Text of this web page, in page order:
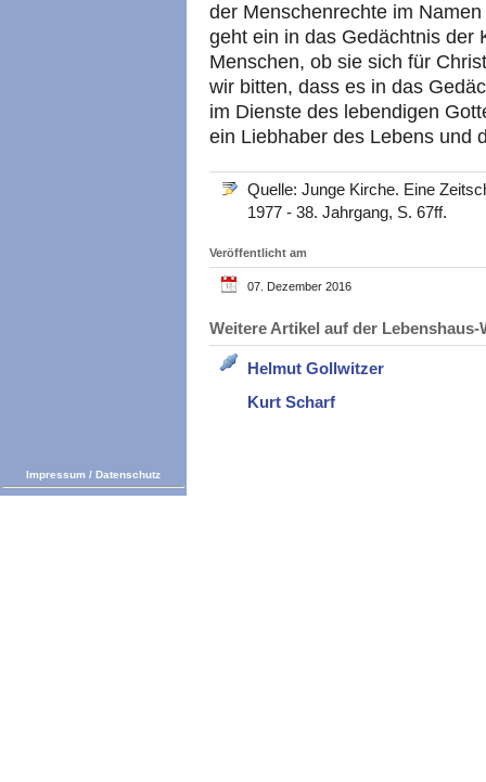
der Menschenrechte im
geht ein in das Gedächtnis der
Menschen, ob sie sich für
wir bitten, dass es in das
im Dienste des lebendigen
ein Liebhaber des Lebens und
Quelle: Junge Kirche. Eine
1977 - 38. Jahrgang, S. 67ff.
Veröffentlicht am
07. Dezember 2016
Weitere Artikel auf der
Helmut Gollwitzer
Kurt Scharf
Impressum / Datenschutz